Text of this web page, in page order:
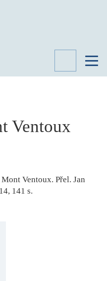
STUDIE
Ventoux
Ventoux. Přel. Jan
141 s.